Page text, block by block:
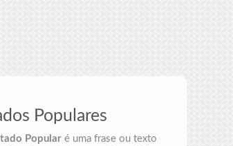
Populares
Popularé uma frase ou texto